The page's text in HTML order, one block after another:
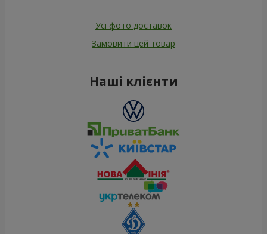
Усі фото доставок
Замовити цей товар
Наші клієнти